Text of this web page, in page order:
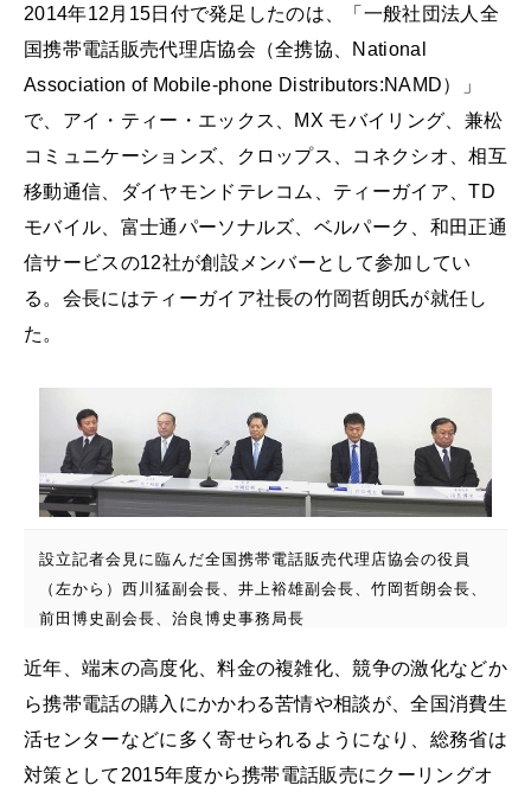
2014年12月15日付で発足したのは、「一般社団法人全
国携帯電話販売代理店協会（全携協、National
Association of Mobile-phone Distributors:NAMD）」
で、アイ・ティー・エックス、MX モバイリング、兼松
コミュニケーションズ、クロップス、コネクシオ、相互
移動通信、ダイヤモンドテレコム、ティーガイア、TD
モバイル、富士通パーソナルズ、ベルパーク、和田正通
信サービスの12社が創設メンバーとして参加してい
る。会長にはティーガイア社長の竹岡哲朗氏が就任し
た。
設立記者会見に臨んだ全国携帯電話販売代理店協会の役員
（左から）西川猛副会長、井上裕雄副会長、竹岡哲朗会長、
前田博史副会長、治良博史事務局長
近年、端末の高度化、料金の複雑化、競争の激化などか
ら携帯電話の購入にかかわる苦情や相談が、全国消費生
活センターなどに多く寄せられるようになり、総務省は
対策として2015年度から携帯電話販売にクーリングオ